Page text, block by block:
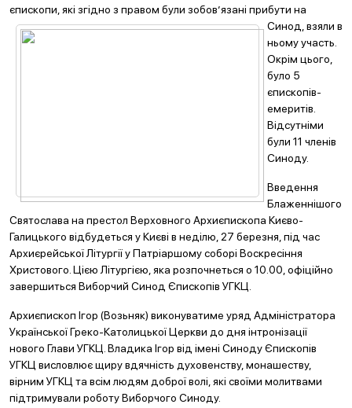
єпископи, які згідно з правом були зобов’язані прибути на
Синод, взяли в
ньому участь.
Окрім цього,
було 5
єпископів-
емеритів.
Відсутніми
були 11 членів
Синоду.
Введення
Блаженнішого
Святослава на престол Верховного Архиєпископа Києво-
Галицького відбудеться у Києві в неділю, 27 березня, під час
Архиєрейської Літургії у Патріаршому соборі Воскресіння
Христового. Цією Літургією, яка розпочнеться о 10.00, офіційно
завершиться Виборчий Синод Єпископів УГКЦ.
Архиєпископ Ігор (Возьняк) виконуватиме уряд Адміністратора
Української Греко-Католицької Церкви до дня інтронізації
нового Глави УГКЦ. Владика Ігор від імені Синоду Єпископів
УГКЦ висловлює щиру вдячність духовенству, монашеству,
вірним УГКЦ та всім людям доброї волі, які своїми молитвами
підтримували роботу Виборчого Синоду.